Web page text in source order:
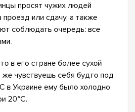
просят чужих людей
проезд или сдачу, а также
соблюдать очередь: все
в его стране более сухой
же чувствуешь себя будто под
в Украине ему было холодно
20°С.